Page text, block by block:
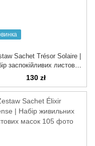
Sachet Trésor Solaire |
заспокійливих листових
масок
130 zł